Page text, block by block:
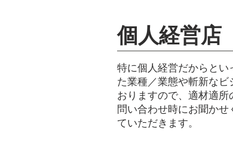
個人経営店
特に個人経営だからと
た業種／業態や斬新な
おりますので、適材適
問い合わせ時にお聞か
ていただきます。